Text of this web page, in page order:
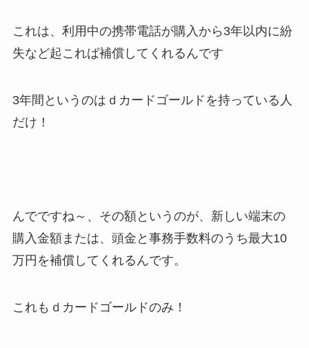
これは、利用中の携帯電話が購入から3年以内に紛
失など起これば補償してくれるんです
3年間というのはｄカードゴールドを持っている人
だけ！
んでですね～、その額というのが、新しい端末の
購入金額または、頭金と事務手数料のうち最大10
万円を補償してくれるんです。
これもｄカードゴールドのみ！